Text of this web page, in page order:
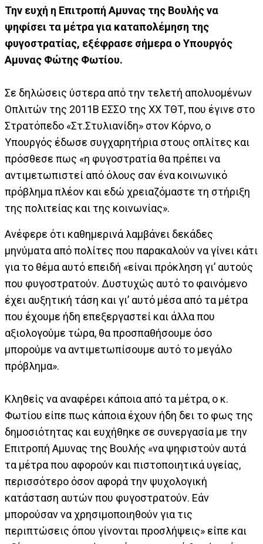
Την ευχή η Επιτροπή Αμυνας της Βουλής να
ψηφίσει τα μέτρα για καταπολέμηση της
φυγοστρατίας, εξέφρασε σήμερα ο Υπουργός
Αμυνας Φώτης Φωτίου.
Σε δηλώσεις ύστερα από την τελετή απολυομένων
Οπλιτών της 2011Β ΕΣΣΟ της ΧΧ ΤΘΤ, που έγινε στο
Στρατόπεδο «Στ.Στυλιανίδη» στον Κόρνο, ο
Υπουργός έδωσε συγχαρητήρια στους οπλίτες και
πρόσθεσε πως «η φυγοστρατία θα πρέπει να
αντιμετωπιστεί από όλους σαν ένα κοινωνικό
πρόβλημα πλέον και εδώ χρειαζόμαστε τη στήριξη
της πολιτείας και της κοινωνίας».
Ανέφερε ότι καθημερινά λαμβάνει δεκάδες
μηνύματα από πολίτες που παρακαλούν να γίνει κάτι
για το θέμα αυτό επειδή «είναι πρόκληση γι’ αυτούς
που φυγοστρατούν. Δυστυχώς αυτό το φαινόμενο
έχει αυξητική τάση και γι’ αυτό μέσα από τα μέτρα
που έχουμε ήδη επεξεργαστεί και άλλα που
αξιολογούμε τώρα, θα προσπαθήσουμε όσο
μπορούμε να αντιμετωπίσουμε αυτό το μεγάλο
πρόβλημα».
Κληθείς να αναφέρει κάποια από τα μέτρα, ο κ.
Φωτίου είπε πως κάποια έχουν ήδη δει το φως της
δημοσιότητας και ευχήθηκε σε συνεργασία με την
Επιτροπή Αμυνας της Βουλής «να ψηφιστούν αυτά
τα μέτρα που αφορούν και πιστοποιητικά υγείας,
περισσότερο όσον αφορά την ψυχολογική
κατάσταση αυτών που φυγοστρατούν. Εάν
μπορούσαν να χρησιμοποιηθούν για τις
περιπτώσεις όπου γίνονται προσλήψεις» είπε και